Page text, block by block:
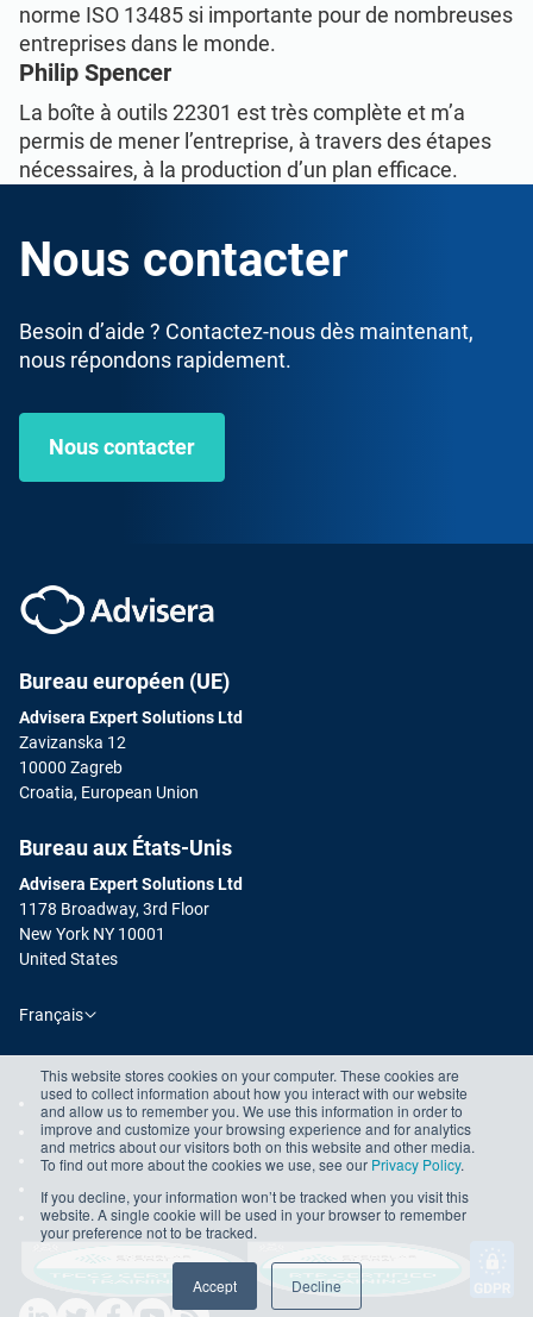
This website stores cookies on your computer. These cookies are
used to collect information about how you interact with our website
and allow us to remember you. We use this information in order to
improve and customize your browsing experience and for analytics
and metrics about our visitors both on this website and other media.
To find out more about the cookies we use, see our Privacy Policy.
If you decline, your information won’t be tracked when you visit this
website. A single cookie will be used in your browser to remember
your preference not to be tracked.
Accept Decline
norme ISO 13485 si importante pour de nombreuses
entreprises dans le monde.
Philip Spencer
La boîte à outils 22301 est très complète et m’a
permis de mener l’entreprise, à travers des étapes
nécessaires, à la production d’un plan efficace.
Nous contacter
Besoin d’aide ? Contactez-nous dès maintenant,
nous répondons rapidement.
Nous contacter
Bureau européen (UE)
Advisera Expert Solutions Ltd
Zavizanska 12
10000 Zagreb
Croatia, European Union
Bureau aux États-Unis
Advisera Expert Solutions Ltd
1178 Broadway, 3rd Floor
New York NY 10001
United States
Français